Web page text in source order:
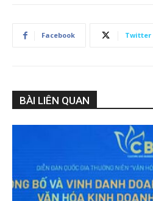
Facebook Twitter
BÀI LIÊN QUAN